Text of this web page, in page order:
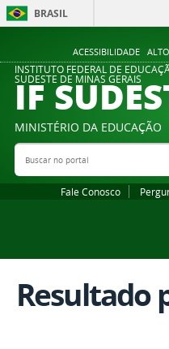
ACESSIBILIDADE
BRASIL
INSTITUTO FEDERAL DE
SUDESTE DE MINAS GERAIS
IF
MINISTÉRIO DA EDUCAÇÃO
Buscar no portal
Fale Conosco
Resultado